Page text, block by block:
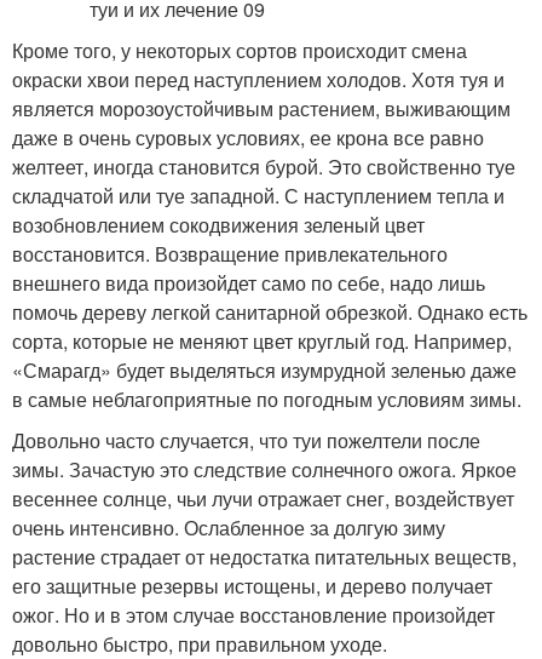
Кроме того, у некоторых сортов происходит смена
окраски хвои перед наступлением холодов. Хотя туя и
является морозоустойчивым растением, выживающим
даже в очень суровых условиях, ее крона все равно
желтеет, иногда становится бурой. Это свойственно туе
складчатой или туе западной. С наступлением тепла и
возобновлением сокодвижения зеленый цвет
восстановится. Возвращение привлекательного
внешнего вида произойдет само по себе, надо лишь
помочь дереву легкой санитарной обрезкой. Однако есть
сорта, которые не меняют цвет круглый год. Например,
«Смарагд» будет выделяться изумрудной зеленью даже
в самые неблагоприятные по погодным условиям зимы.
Довольно часто случается, что туи пожелтели после
зимы. Зачастую это следствие солнечного ожога. Яркое
весеннее солнце, чьи лучи отражает снег, воздействует
очень интенсивно. Ослабленное за долгую зиму
растение страдает от недостатка питательных веществ,
его защитные резервы истощены, и дерево получает
ожог. Но и в этом случае восстановление произойдет
довольно быстро, при правильном уходе.